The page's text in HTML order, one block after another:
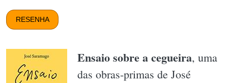
RESENHA
Ensaio sobre a cegueira, uma
das obras-primas de José